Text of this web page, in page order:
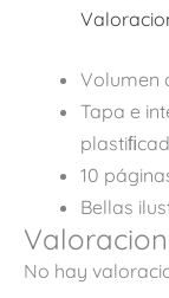
Volumen
Tapa e
10
Bellas
No hay